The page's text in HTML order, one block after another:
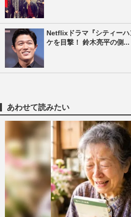
Netflixドラマ『シティー
ケを目撃！ 鈴木亮平の側...
あわせて読みたい